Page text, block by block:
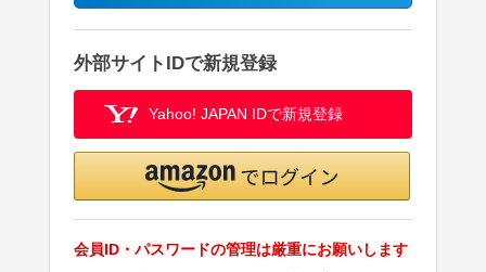
外部サイトIDで新規登録
Yahoo! JAPAN IDで新規登録
会員ID・パスワードの管理は厳重にお願いします